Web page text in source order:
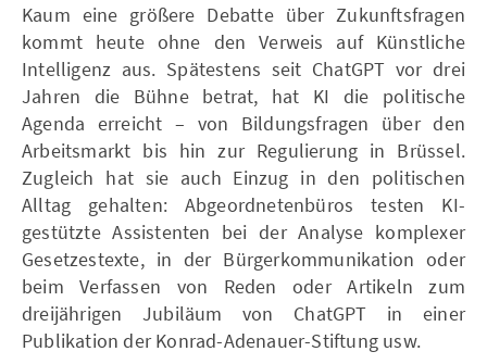
Kaum eine größere Debatte über Zukunftsfragen
kommt heute ohne den Verweis auf Künstliche
Intelligenz aus. Spätestens seit ChatGPT vor drei
Jahren die Bühne betrat, hat KI die politische
Agenda erreicht – von Bildungsfragen über den
Arbeitsmarkt bis hin zur Regulierung in Brüssel.
Zugleich hat sie auch Einzug in den politischen
Alltag gehalten: Abgeordnetenbüros testen KI-
gestützte Assistenten bei der Analyse komplexer
Gesetzestexte, in der Bürgerkommunikation oder
beim Verfassen von Reden oder Artikeln zum
dreijährigen Jubiläum von ChatGPT in einer
Publikation der Konrad-Adenauer-Stiftung usw.